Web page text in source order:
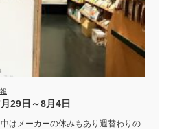
日～8月4日
はメーカーの休みもあり週替わりの